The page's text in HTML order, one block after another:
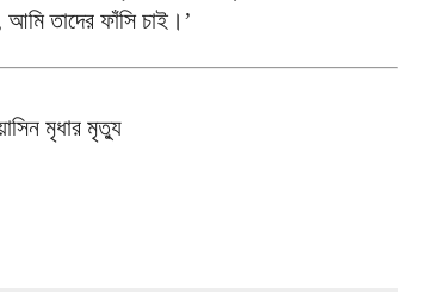
তাদের ফাঁসি চাই।’
মৃধার মৃত্যু